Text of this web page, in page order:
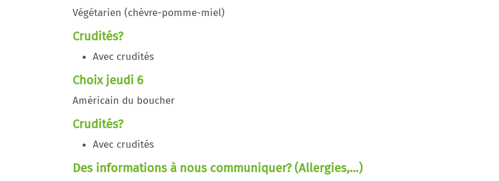
Végétarien (chèvre-pomme-miel)
Crudités?
Avec crudités
Choix jeudi 6
Américain du boucher
Crudités?
Avec crudités
Des informations à nous communiquer? (Allergies,...)